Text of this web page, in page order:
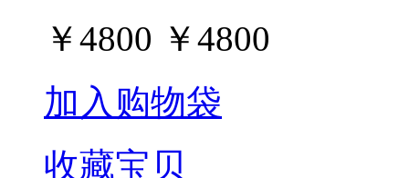
￥4800 ￥4800
加入购物袋
收藏宝贝